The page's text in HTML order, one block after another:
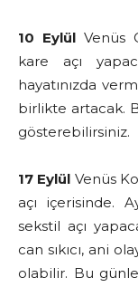
10 Eylül Venüs
kare açı
hayatınızda
birlikte artacak.
gösterebilirsiniz.
17 Eylül Venüs
açı içerisinde.
sekstil açı
can sıkıcı, ani
olabilir. Bu